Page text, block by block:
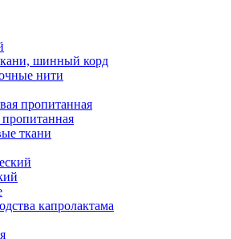
шинный корд
нити
пропитанная
ткани
капролактама